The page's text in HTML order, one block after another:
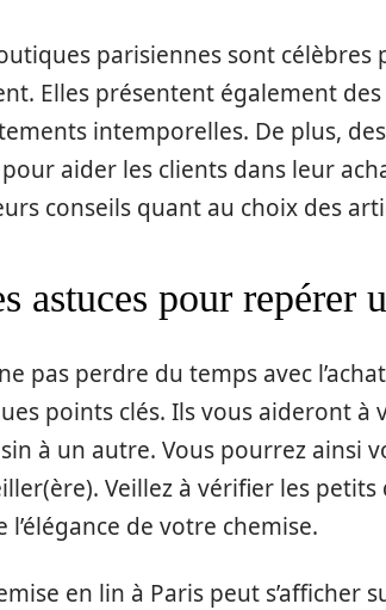
parisiennes sont célèbres
Elles présentent également
intemporelles. De plus,
aider les clients dans leur
conseils quant au choix des
astuces pour repérer
pas perdre du temps avec
points clés. Ils vous aideront à
à un autre. Vous pourrez ainsi
Veillez à vérifier les
l’élégance de votre chemise.
en lin à Paris peut s’afficher